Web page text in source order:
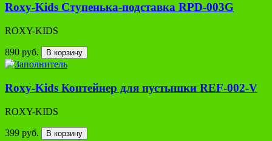
Roxy-Kids Ступенька-подставка RPD-003G
ROXY-KIDS
890 руб. В корзину
Roxy-Kids Контейнер для пустышки REF-002-V
ROXY-KIDS
399 руб. В корзину